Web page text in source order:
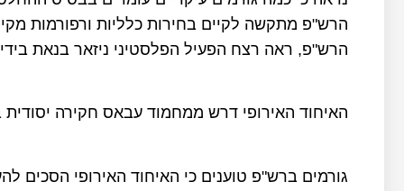
הרש"פ מתקשה לקיים בחירות כלליות ורפורמות
הרש"פ, ראה רצח הפעיל הפלסטיני ניזאר בנאת
האיחוד האירופי דרש ממחמוד עבאס חקירה